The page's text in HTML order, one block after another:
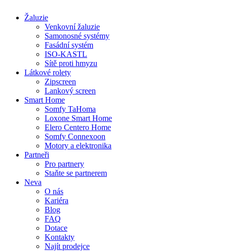
Žaluzie
Venkovní žaluzie
Samonosné systémy
Fasádní systém
ISO-KASTL
Sítě proti hmyzu
Látkové rolety
Zipscreen
Lankový screen
Smart Home
Somfy TaHoma
Loxone Smart Home
Elero Centero Home
Somfy Connexoon
Motory a elektronika
Partneři
Pro partnery
Staňte se partnerem
Neva
O nás
Kariéra
Blog
FAQ
Dotace
Kontakty
Najít prodejce